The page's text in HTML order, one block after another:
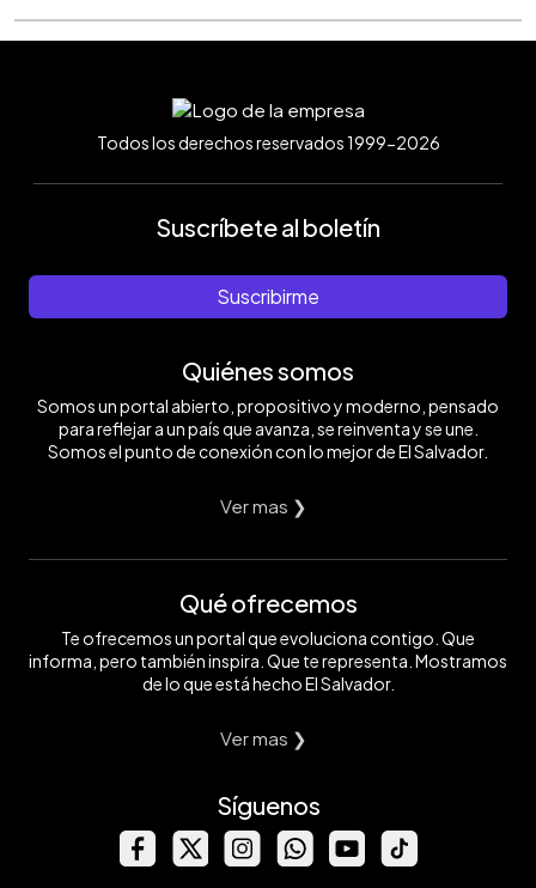
Todos los derechos reservados 1999-2026
Suscríbete al boletín
Suscribirme
Quiénes somos
Somos un portal abierto, propositivo y moderno, pensado
para reflejar a un país que avanza, se reinventa y se une.
Somos el punto de conexión con lo mejor de El Salvador.
Ver mas ❯
Qué ofrecemos
Te ofrecemos un portal que evoluciona contigo. Que
informa, pero también inspira. Que te representa. Mostramos
de lo que está hecho El Salvador.
Ver mas ❯
Síguenos